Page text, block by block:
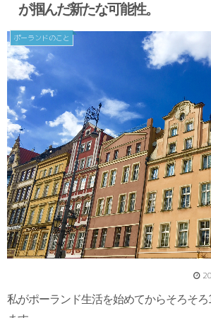
が掴んだ新たな可能性。
ポーランドのこと
私がポーランド生活を始めてからそろそ